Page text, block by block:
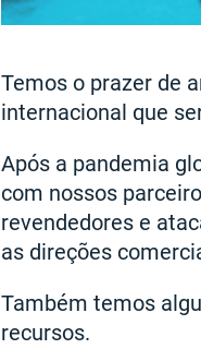
Temos o prazer de
internacional que
Após a pandemia
com nossos
revendedores e
as direções
Também temos
recursos.